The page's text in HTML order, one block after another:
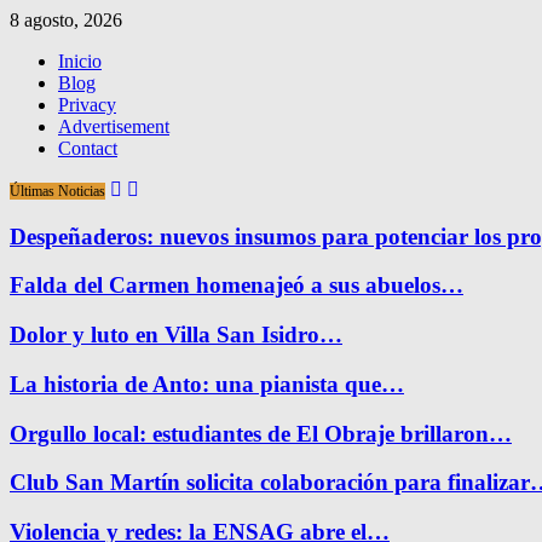
8 agosto, 2026
Inicio
Blog
Privacy
Advertisement
Contact
Últimas Noticias
Despeñaderos: nuevos insumos para potenciar los
Falda del Carmen homenajeó a sus abuelos…
Dolor y luto en Villa San Isidro…
La historia de Anto: una pianista que…
Orgullo local: estudiantes de El Obraje brillaron…
Club San Martín solicita colaboración para
Violencia y redes: la ENSAG abre el…